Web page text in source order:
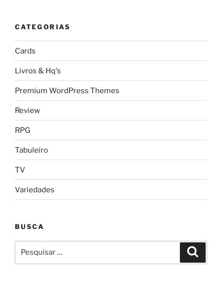
CATEGORIAS
Cards
Livros & Hq's
Premium WordPress Themes
Review
RPG
Tabuleiro
TV
Variedades
BUSCA
por: